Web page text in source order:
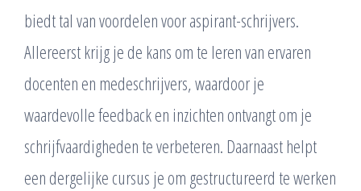
biedt tal van voordelen voor aspirant-schrijvers.
Allereerst krijg je de kans om te leren van ervaren
docenten en medeschrijvers, waardoor je
waardevolle feedback en inzichten ontvangt om je
schrijfvaardigheden te verbeteren. Daarnaast helpt
een dergelijke cursus je om gestructureerd te werken